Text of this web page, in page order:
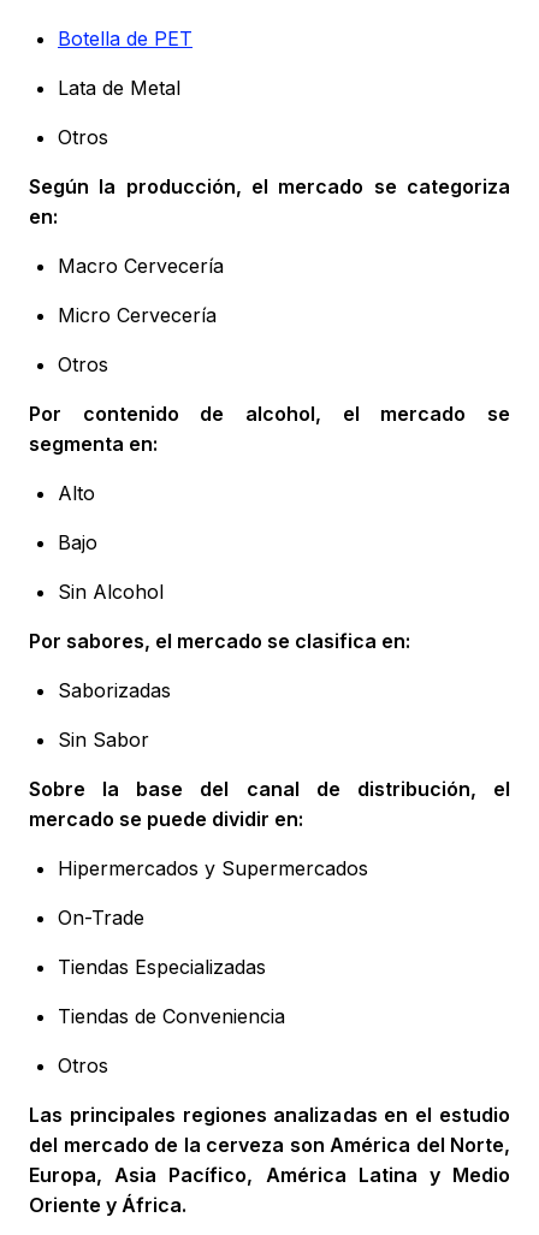
Botella de PET
Lata de Metal
Otros
Según la producción, el mercado se categoriza
en:
Macro Cervecería
Micro Cervecería
Otros
Por contenido de alcohol, el mercado se
segmenta en:
Alto
Bajo
Sin Alcohol
Por sabores, el mercado se clasifica en:
Saborizadas
Sin Sabor
Sobre la base del canal de distribución, el
mercado se puede dividir en:
Hipermercados y Supermercados
On-Trade
Tiendas Especializadas
Tiendas de Conveniencia
Otros
Las principales regiones analizadas en el estudio
del mercado de la cerveza son América del Norte,
Europa, Asia Pacífico, América Latina y Medio
Oriente y África.